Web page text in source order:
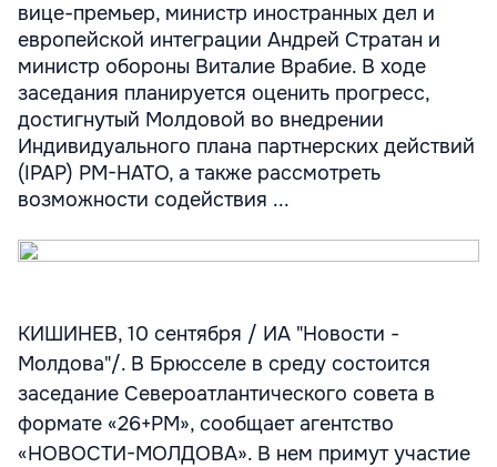
вице-премьер, министр иностранных дел и
европейской интеграции Андрей Стратан и
министр обороны Виталие Врабие. В ходе
заседания планируется оценить прогресс,
достигнутый Молдовой во внедрении
Индивидуального плана партнерских действий
(IPAP) РМ-НАТО, а также рассмотреть
возможности содействия ...
КИШИНЕВ, 10 сентября / ИА "Новости -
Молдова"/. В Брюсселе в среду состоится
заседание Североатлантического совета в
формате «26+РМ», сообщает агентство
«НОВОСТИ-МОЛДОВА». В нем примут участие